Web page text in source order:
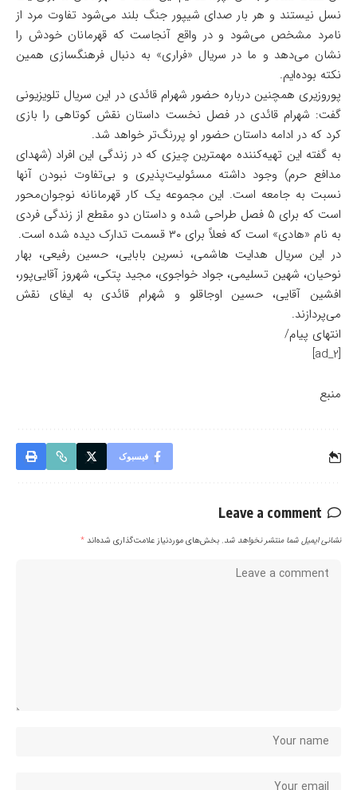
نسل نیستند و هر بار صدای شیپور جنگ بلند می‌شود تفاوت مرد از
نامرد مشخص می‌شود و در واقع آنجاست که قهرمانان خودش را
نشان می‌دهد و ما در سریال «فراری» به دنبال فرهنگسازی همین
نکته بوده‌ایم.
پوروزیری همچنین درباره حضور شهرام قائدی در این سریال تلویزیونی
گفت: شهرام قائدی در فصل نخست داستان نقش کوتاهی را بازی
کرد که در ادامه داستان حضور او پررنگ‌تر خواهد شد.
به گفته این تهیه‌کننده مهمترین چیزی که در زندگی این افراد (شهدای
مدافع حرم) وجود داشته مسئولیت‌پذیری و بی‌تفاوت نبودن آنها
نسبت به جامعه است. این مجموعه یک کار قهرمانانه نوجوان‌محور
است که برای ۵ فصل طراحی شده و داستان دو مقطع از زندگی فردی
به نام «هادی» است که فعلاً برای ۳۰ قسمت تدارک دیده شده است.
در این سریال هدایت هاشمی، نسرین بابایی، حسین رفیعی، بهار
نوحیان، شهین تسلیمی، جواد خواجوی، مجید پتکی، شهروز آقایی‌پور،
افشین آقایی، حسین اوجاقلو و شهرام قائدی به ایفای نقش
می‌پردازند.
انتهای پیام/
[ad_2]
منبع
فیسبوک
Leave a comment
نشانی ایمیل شما منتشر نخواهد شد. بخش‌های موردنیاز علامت‌گذاری شده‌اند*